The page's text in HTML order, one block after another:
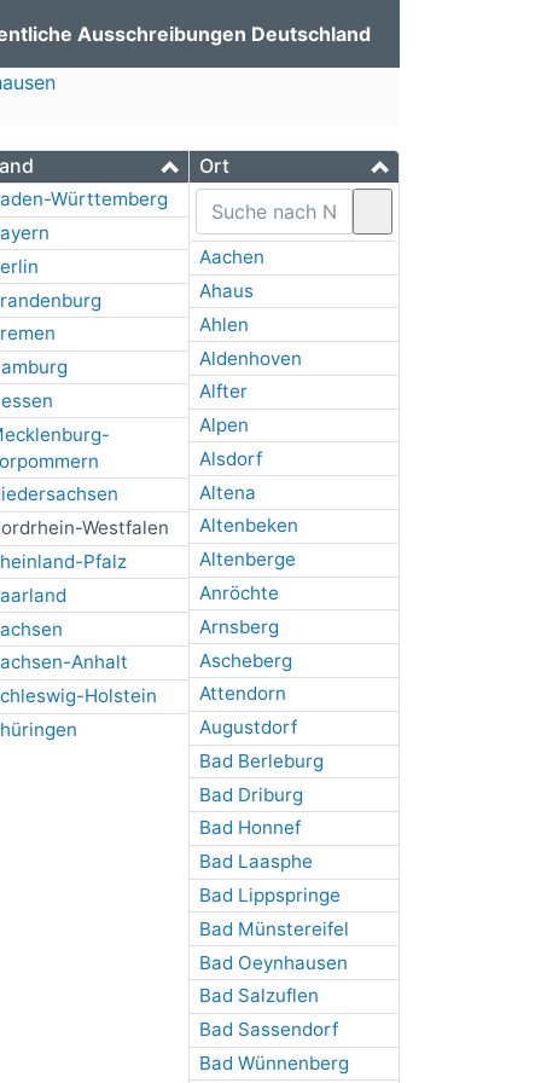
Ausschreibungen Deutschland
Württemberg
Westfalen
Pfalz
Anhalt
Holstein
Ort
Aachen
Ahaus
Ahlen
Aldenhoven
Alfter
Alpen
Alsdorf
Altena
Altenbeken
Altenberge
Anröchte
Arnsberg
Ascheberg
Attendorn
Augustdorf
Bad Berleburg
Bad Driburg
Bad Honnef
Bad Laasphe
Bad Lippspringe
Bad Münstereifel
Bad Oeynhausen
Bad Salzuflen
Bad Sassendorf
Bad Wünnenberg